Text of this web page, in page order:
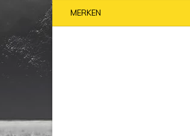
MERKEN